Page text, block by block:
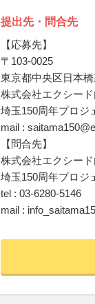
提出先・問合先
【応募先】
〒103-0025
東京都中央区日本
株式会社エクシード
埼玉150周年プロジ
mail :
【問合先】
株式会社エクシード
埼玉150周年プロジ
tel : 03-6280-5146
mail :